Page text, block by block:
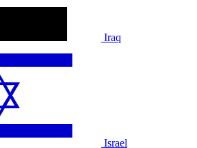
Iraq
Israel